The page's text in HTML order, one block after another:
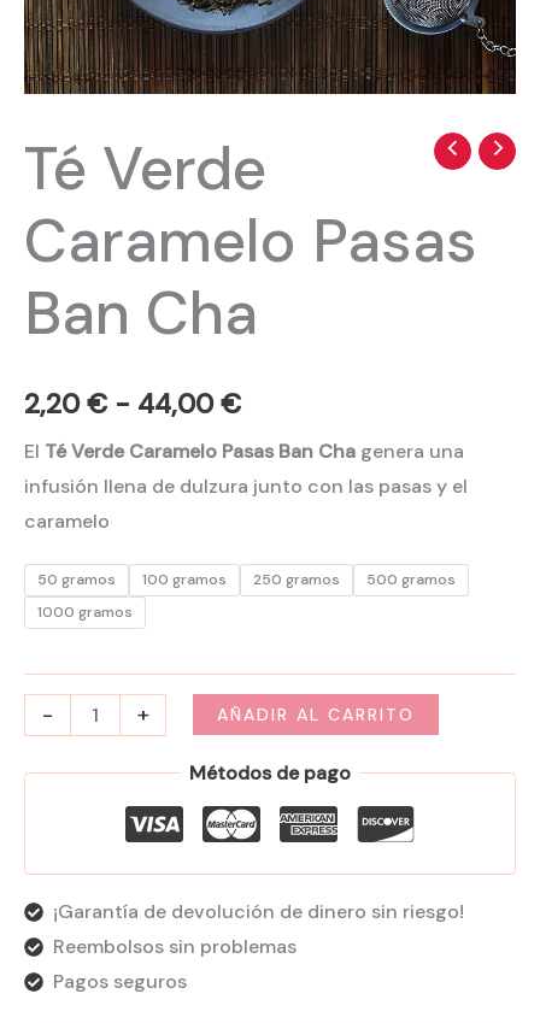
Té Verde
Caramelo Pasas
Ban Cha
2,20€ - 44,00€
Rango
precios:
desde
hasta
44,00 €
El Té Verde Caramelo Pasas Ban Cha genera una
infusión llena de dulzura junto con las pasas y el
caramelo
50 gramos 100 gramos 250 gramos
500 gramos
1000 gramos
-
Té
Verde
Caramelo
Pasas
Ban
Cha
+ AÑADIR AL CARRITO
Métodos de pago
¡Garantía de devolución de dinero sin riesgo!
Reembolsos sin problemas
Pagos seguros